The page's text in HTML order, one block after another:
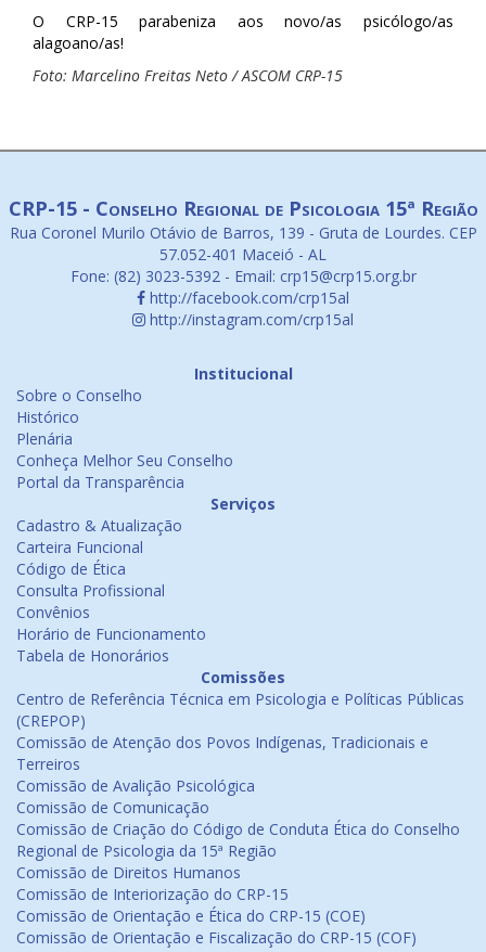
O CRP-15 parabeniza aos novo/as psicólogo/as
alagoano/as!
Foto: Marcelino Freitas Neto / ASCOM CRP-15
CRP-15 - Conselho Regional de Psicologia 15ª Região
Rua Coronel Murilo Otávio de Barros, 139 - Gruta de Lourdes. CEP
57.052-401 Maceió - AL
Fone: (82) 3023-5392 - Email: crp15@crp15.org.br
http://facebook.com/crp15al
http://instagram.com/crp15al
Institucional
Sobre o Conselho
Histórico
Plenária
Conheça Melhor Seu Conselho
Portal da Transparência
Serviços
Cadastro & Atualização
Carteira Funcional
Código de Ética
Consulta Profissional
Convênios
Horário de Funcionamento
Tabela de Honorários
Comissões
Centro de Referência Técnica em Psicologia e Políticas Públicas
(CREPOP)
Comissão de Atenção dos Povos Indígenas, Tradicionais e
Terreiros
Comissão de Avalição Psicológica
Comissão de Comunicação
Comissão de Criação do Código de Conduta Ética do Conselho
Regional de Psicologia da 15ª Região
Comissão de Direitos Humanos
Comissão de Interiorização do CRP-15
Comissão de Orientação e Ética do CRP-15 (COE)
Comissão de Orientação e Fiscalização do CRP-15 (COF)